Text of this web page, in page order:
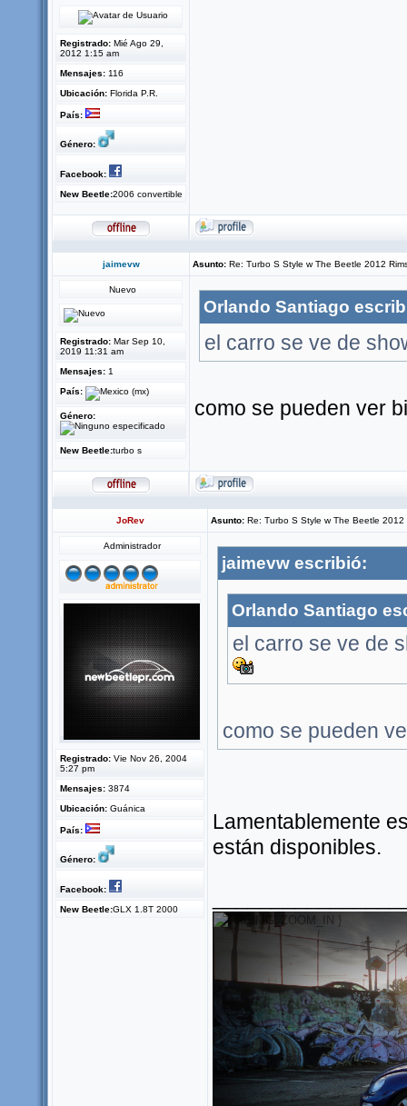
Registrado: Mié Ago 29,
2012 1:15 am
Mensajes: 116
Ubicación: Florida P.R.
País:
Género:
Facebook:
New Beetle:2006 convertible
jaimevw Asunto: Re: Turbo S Style w The Beetle 2012
Nuevo
Registrado: Mar Sep 10,
2019 11:31 am
Mensajes: 1
País:
Género:
New Beetle:turbo s
Orlando Santiago
el carro se ve de
como se pueden ver
JoRev Asunto: Re: Turbo S Style w The Beetle 2012
Administrador
Registrado: Vie Nov 26, 2004
5:27 pm
Mensajes: 3874
Ubicación: Guánica
País:
Género:
Facebook:
New Beetle:GLX 1.8T 2000
jaimevw escribió:
Orlando Santiago
el carro se ve de
como se pueden
Lamentablemente
están disponibles.